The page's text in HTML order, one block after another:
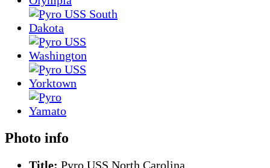
Photo info
Title: Pyro USS North Carolina